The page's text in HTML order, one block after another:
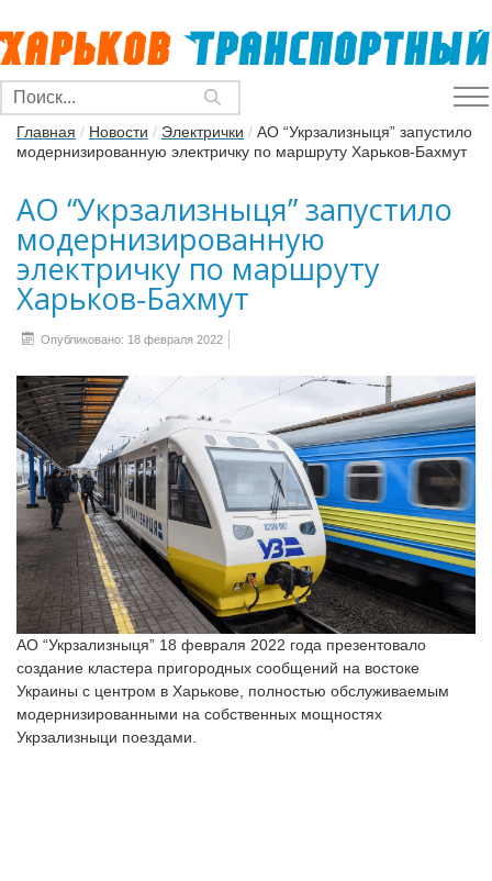
Главная / Новости / Электрички / АО “Укрзализныця” запустило
модернизированную электричку по маршруту Харьков-Бахмут
АО “Укрзализныця” запустило
модернизированную
электричку по маршруту
Харьков-Бахмут
Опубликовано: 18 февраля 2022
АО “Укрзализныця” 18 февраля 2022 года презентовало
создание кластера пригородных сообщений на востоке
Украины с центром в Харькове, полностью обслуживаемым
модернизированными на собственных мощностях
Укрзализныци поездами.